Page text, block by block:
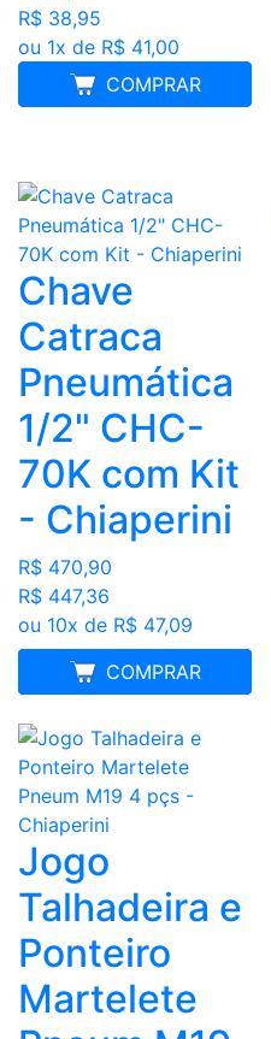
R$ 38,95
ou 1x de R$ 41,00
COMPRAR
Chave
Catraca
Pneumática
1/2" CHC-
70K com Kit
- Chiaperini
R$ 470,90
R$ 447,36
ou 10x de R$ 47,09
COMPRAR
FRETE GRÁTIS
Jogo
Talhadeira e
Ponteiro
Martelete